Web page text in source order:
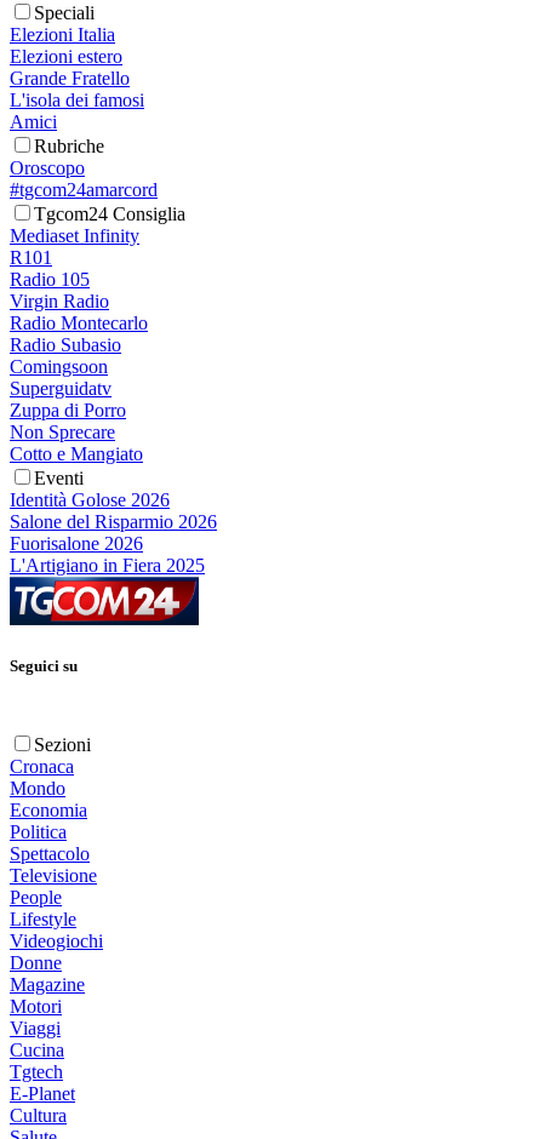
Speciali
Elezioni Italia
Elezioni estero
Grande Fratello
L'isola dei famosi
Amici
Rubriche
Oroscopo
#tgcom24amarcord
Tgcom24 Consiglia
Mediaset Infinity
R101
Radio 105
Virgin Radio
Radio Montecarlo
Radio Subasio
Comingsoon
Superguidatv
Zuppa di Porro
Non Sprecare
Cotto e Mangiato
Eventi
Identità Golose 2026
Salone del Risparmio 2026
Fuorisalone 2026
L'Artigiano in Fiera 2025
Seguici su
Sezioni
Cronaca
Mondo
Economia
Politica
Spettacolo
Televisione
People
Lifestyle
Videogiochi
Donne
Magazine
Motori
Viaggi
Cucina
Tgtech
E-Planet
Cultura